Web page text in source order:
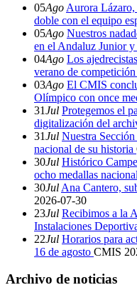
05Ago Aurora Lázaro,
doble con el equipo
05Ago Nuestros
en el Andaluz Junior
04Ago Los
verano de competición
03Ago El CMIS
Olímpico con once
31Jul Protegemos el
digitalización del
31Jul Nuestra
nacional de su historia
30Jul Histórico
ocho medallas
30Jul Ana Cantero,
2026-07-30
23Jul Recibimos a la
Instalaciones
22Jul Horarios para
16 de agosto CMIS
Archivo de noticias